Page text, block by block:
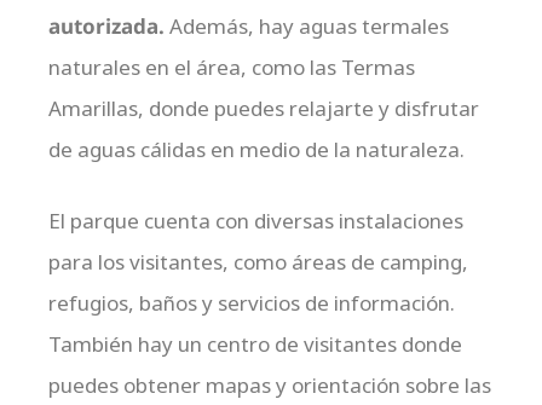
autorizada. Además, hay aguas termales
naturales en el área, como las Termas
Amarillas, donde puedes relajarte y disfrutar
de aguas cálidas en medio de la naturaleza.
El parque cuenta con diversas instalaciones
para los visitantes, como áreas de camping,
refugios, baños y servicios de información.
También hay un centro de visitantes donde
puedes obtener mapas y orientación sobre las